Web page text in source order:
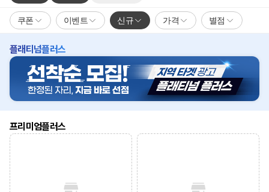
쿠폰 이벤트 신규 가격 별점
플래티넘플러스
프리미엄플러스